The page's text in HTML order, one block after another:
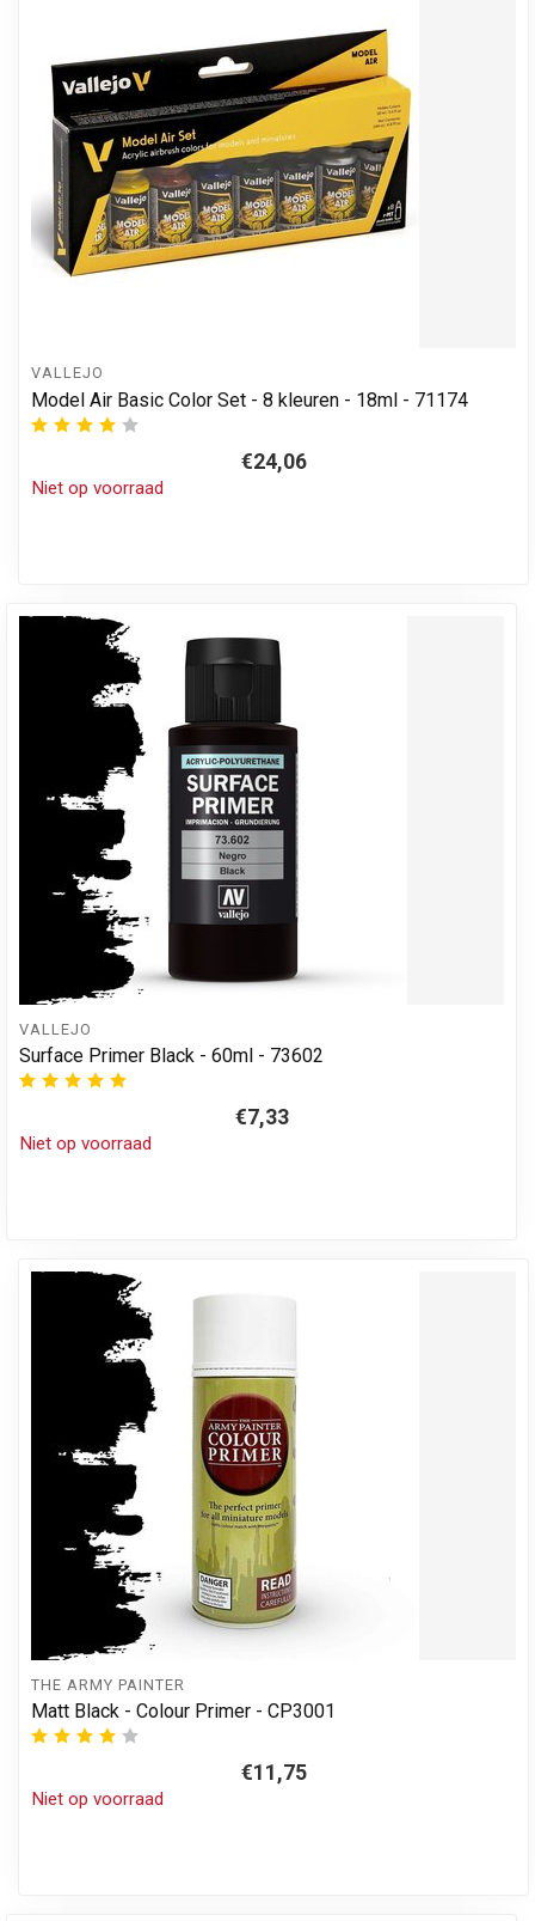
VALLEJO
Model Air Basic Color Set - 8 kleuren - 18ml - 71174
€24,06
Niet op voorraad
VALLEJO
Surface Primer Black - 60ml - 73602
€7,33
Niet op voorraad
THE ARMY PAINTER
Matt Black - Colour Primer - CP3001
€11,75
Niet op voorraad